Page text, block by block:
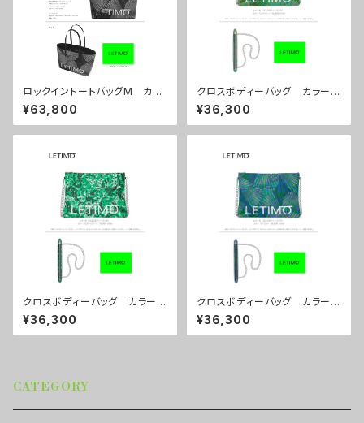
ロックイントートバッグM カラ
ー/センスブラック ■配送まで
約１か月
¥63,800
クロスボディーバッグ カラー/
センスグリーン ■配送まで約
１か月
¥36,300
クロスボディーバッグ カラー/
プロポーズグリーン ■配送ま
で約１か月
¥36,300
クロスボディーバッグ カラー/
センスブルー ■配送まで約１
か月
¥36,300
CATEGORY